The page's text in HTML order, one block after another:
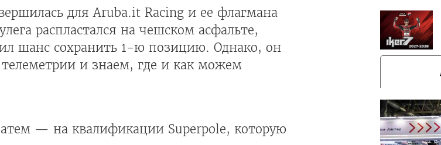
для Aruba.it Racing и ее флагмана
распластался на чешском асфальте,
шанс сохранить 1-ю позицию. Однако, он
и знаем, где и как можем
— на квалификации Superpole, которую